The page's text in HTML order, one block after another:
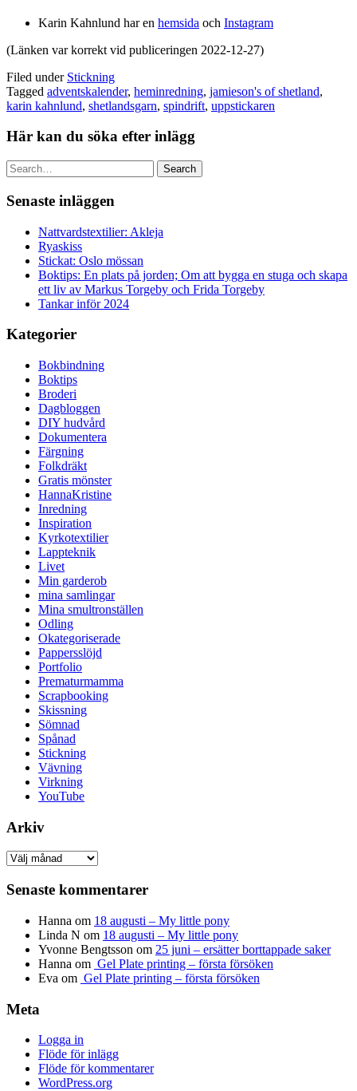
Karin Kahnlund har en hemsida och Instagram
(Länken var korrekt vid publiceringen 2022-12-27)
Filed under Stickning
Tagged adventskalender, heminredning, jamieson's of shetland,
karin kahnlund, shetlandsgarn, spindrift, uppstickaren
Här kan du söka efter inlägg
Search
Senaste inläggen
Nattvardstextilier: Akleja
Ryaskiss
Stickat: Oslo mössan
Boktips: En plats på jorden; Om att bygga en stuga och skapa
ett liv av Markus Torgeby och Frida Torgeby
Tankar inför 2024
Kategorier
Bokbindning
Boktips
Broderi
Dagbloggen
DIY hudvård
Dokumentera
Färgning
Folkdräkt
Gratis mönster
HannaKristine
Inredning
Inspiration
Kyrkotextilier
Lappteknik
Livet
Min garderob
mina samlingar
Mina smultronställen
Odling
Okategoriserade
Pappersslöjd
Portfolio
Prematurmamma
Scrapbooking
Skissning
Sömnad
Spånad
Stickning
Vävning
Virkning
YouTube
Arkiv
Arkiv
Senaste kommentarer
Hanna om 18 augusti – My little pony
Linda N om 18 augusti – My little pony
Yvonne Bengtsson om 25 juni – ersätter borttappade saker
Hanna om Gel Plate printing – första försöken
Eva om Gel Plate printing – första försöken
Meta
Logga in
Flöde för inlägg
Flöde för kommentarer
WordPress.org